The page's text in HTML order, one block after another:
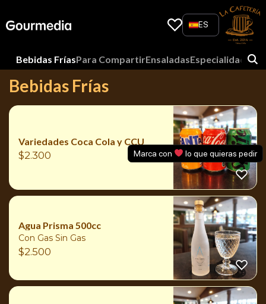
content
ES
Bebidas FríasPara CompartirEnsaladasEspecialidades
Bebidas Frías
Variedades Coca Cola y CCU
$2.300
Agua Prisma 500cc
Con Gas Sin Gas
$2.500
Marca con lo que quieras pedir